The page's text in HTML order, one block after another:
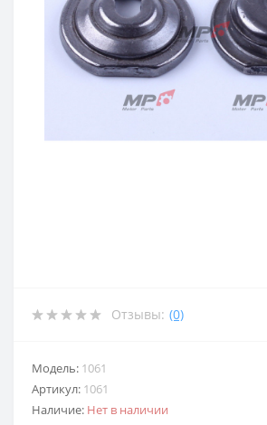
Отзывы: (0)
Модель: 1061
Артикул: 1061
Наличие: Нет в наличии